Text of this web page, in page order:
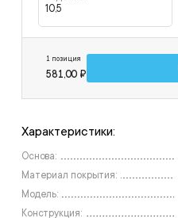
10,5
1 позиция
581,00 ₽
Характеристики:
Основа:
Материал покрытия:
Модель:
Конструкция: